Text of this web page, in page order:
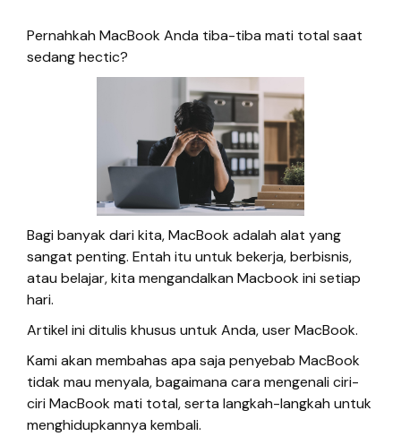
Pernahkah MacBook Anda tiba-tiba mati total saat
sedang hectic?
Bagi banyak dari kita, MacBook adalah alat yang
sangat penting. Entah itu untuk bekerja, berbisnis,
atau belajar, kita mengandalkan Macbook ini setiap
hari.
Artikel ini ditulis khusus untuk Anda, user MacBook.
Kami akan membahas apa saja penyebab MacBook
tidak mau menyala, bagaimana cara mengenali ciri-
ciri MacBook mati total, serta langkah-langkah untuk
menghidupkannya kembali.